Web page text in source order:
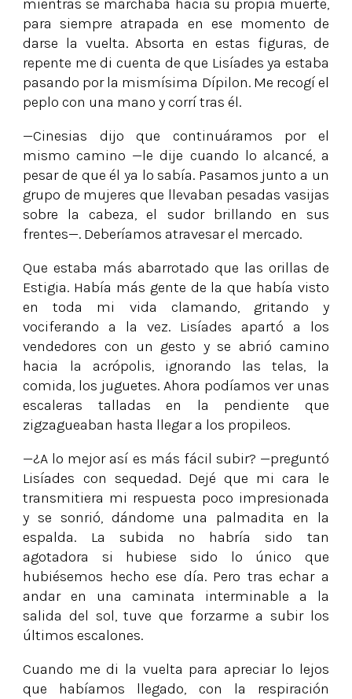
mientras se marchaba hacia su propia muerte,
para siempre atrapada en ese momento de
darse la vuelta. Absorta en estas figuras, de
repente me di cuenta de que Lisíades ya estaba
pasando por la mismísima Dípilon. Me recogí el
peplo con una mano y corrí tras él.
—Cinesias dijo que continuáramos por el
mismo camino —le dije cuando lo alcancé, a
pesar de que él ya lo sabía. Pasamos junto a un
grupo de mujeres que llevaban pesadas vasijas
sobre la cabeza, el sudor brillando en sus
frentes—. Deberíamos atravesar el mercado.
Que estaba más abarrotado que las orillas de
Estigia. Había más gente de la que había visto
en toda mi vida clamando, gritando y
vociferando a la vez. Lisíades apartó a los
vendedores con un gesto y se abrió camino
hacia la acrópolis, ignorando las telas, la
comida, los juguetes. Ahora podíamos ver unas
escaleras talladas en la pendiente que
zigzagueaban hasta llegar a los propileos.
—¿A lo mejor así es más fácil subir? —preguntó
Lisíades con sequedad. Dejé que mi cara le
transmitiera mi respuesta poco impresionada
y se sonrió, dándome una palmadita en la
espalda. La subida no habría sido tan
agotadora si hubiese sido lo único que
hubiésemos hecho ese día. Pero tras echar a
andar en una caminata interminable a la
salida del sol, tuve que forzarme a subir los
últimos escalones.
Cuando me di la vuelta para apreciar lo lejos
que habíamos llegado, con la respiración